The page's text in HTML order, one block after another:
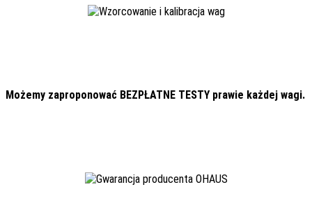
Możemy zaproponować BEZPŁATNE TESTY prawie każdej wagi.